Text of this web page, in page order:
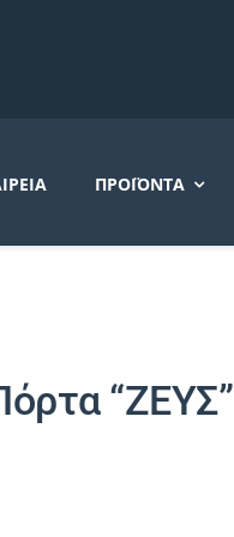
ΠΡΟΪΌΝΤΑ
“ΖΕΥΣ”